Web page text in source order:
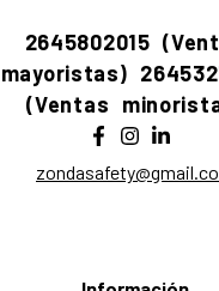
2645802015
mayoristas)
(Ventas